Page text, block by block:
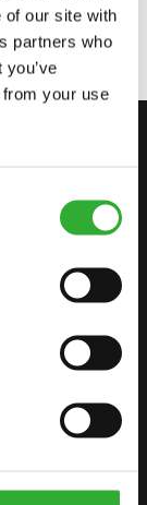
of our site with
partners who
your use
CONTAKT OSS